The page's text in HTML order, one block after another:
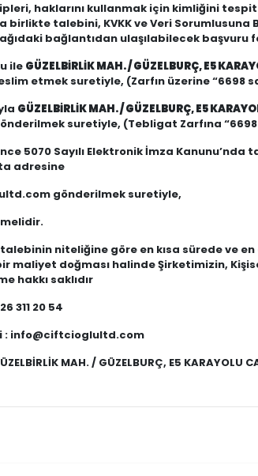
haklarını kullanmak için kimliğini
birlikte talebini, KVKK ve Veri Sorumlusuna
bağlantıdan ulaşılabilecek
ile GÜZELBİRLİK MAH. / GÜZELBURÇ, E5
etmek suretiyle, (Zarfın üzerine “6698
GÜZELBİRLİK MAH. / GÜZELBURÇ, E5
suretiyle, (Tebligat Zarfına “6698
5070 Sayılı Elektronik İmza
adresine
gönderilmek suretiyle,
niteliğine göre en kısa sürede ve
maliyet doğması halinde Şirketimizin,
hakkı saklıdır
311 20 54
: info@ciftcioglultd.com
MAH. / GÜZELBURÇ, E5 KARAYOLU